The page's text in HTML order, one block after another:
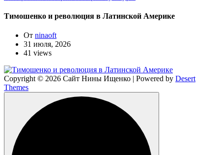
Тимошенко и революция в Латинской Америке
От ninaoft
31 июля, 2026
41 views
Copyright © 2026 Сайт Нины Ищенко | Powered by Desert
Themes